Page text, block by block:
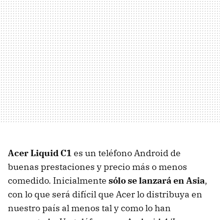
Acer Liquid C1 es un teléfono Android de
buenas prestaciones y precio más o menos
comedido. Inicialmente sólo se lanzará en Asia,
con lo que será difícil que Acer lo distribuya en
nuestro país al menos tal y como lo han